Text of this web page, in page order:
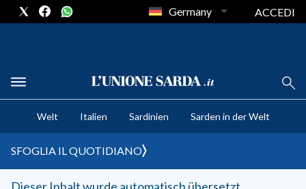
CRONACA SARDEGNA
CAGLIARI
SULCIS IGLESIENTE
MEDIO CAMPIDANO
Germany ACCEDI
Welt Italien Sardinien Sarden in der Welt
SFOGLIA IL QUOTIDIANO